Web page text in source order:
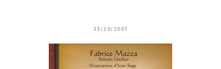
13/10/2007